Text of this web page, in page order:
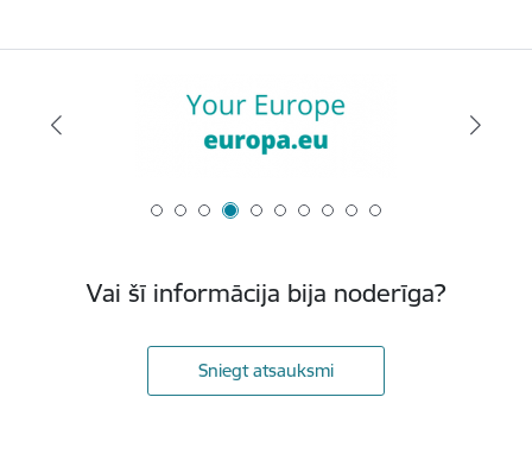
Vai šī informācija bija noderīga?
Sniegt atsauksmi